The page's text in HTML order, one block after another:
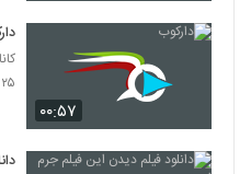
دانلود
16
دانلود
۳,۳۵۸ بازدید
۰۰:۵۷
۲۵ بازدید